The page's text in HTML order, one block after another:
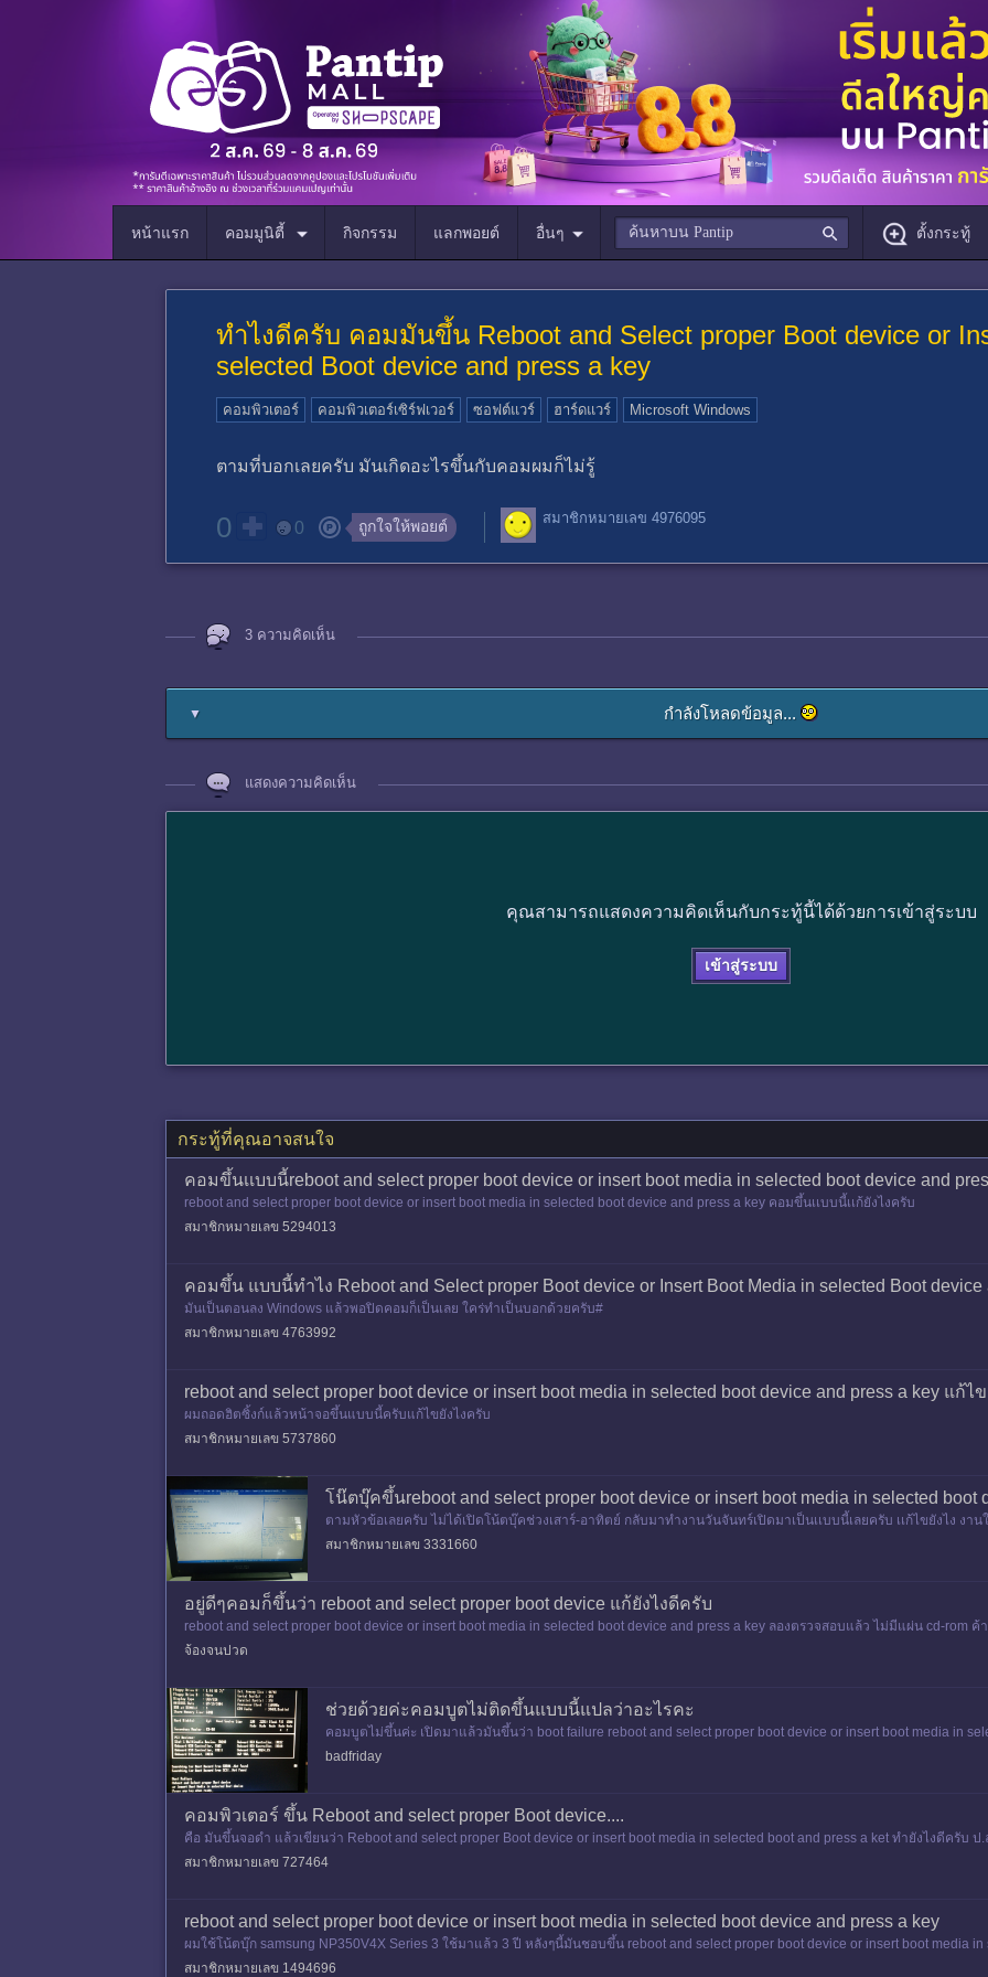
หน้าแรก คอมมูนิตี้ กิจกรรม แลกพอยต์ อื่นๆ ตั้งกระทู้
ทำไงดีครับ คอมมันขึ้น Reboot and Select proper Boot device or
selected Boot device and press a key
คอมพิวเตอร์ คอมพิวเตอร์เซิร์ฟเวอร์ ซอฟต์แวร์ ฮาร์ดแวร์ Microsoft Windows
ตามที่บอกเลยครับ มันเกิดอะไรขึ้นกับคอมผมก็ไม่รู้
0 0 ถูกใจให้พอยต์ สมาชิกหมายเลข 4976095
3 ความคิดเห็น
▼ กำลังโหลดข้อมูล...
แสดงความคิดเห็น
คุณสามารถแสดงความคิดเห็นกับกระทู้นี้ได้ด้วยการเข้าสู่ระบบ
เข้าสู่ระบบ
กระทู้ที่คุณอาจสนใจ
คอมขึ้นเเบบนี้reboot and select proper boot device or insert boot media in selected boot device and
reboot and select proper boot device or insert boot media in selected boot device and press a key คอมขึ้นเเบบนี้เเก้ยังไงครับ
สมาชิกหมายเลข 5294013
คอมขึ้น แบบนี้ทำไง Reboot and Select proper Boot device or Insert Boot Media in selected Boot device
มันเป็นตอนลง Windows แล้วพอปิดคอมก็เป็นเลย ใคร่ทำเป็นบอกด้วยครับ#
สมาชิกหมายเลข 4763992
reboot and select proper boot device or insert boot media in selected boot device and press a key แก้
ผมถอดฮิตซิ้งก์แล้วหน้าจอขึ้นแบบนี้ครับแก้ไขยังไงครับ
สมาชิกหมายเลข 5737860
โน๊ตบุ๊คขึ้นreboot and select proper boot device or insert boot media in selected boot
ตามหัวข้อเลยครับ ไม่ได้เปิดโน้ตบุ๊คช่วงเสาร์-อาทิตย์ กลับมาทำงานวันจันทร์เปิดมาเป็นเเบบนี้เลยครับ เเก้ไขยังไง ง
วยเลย มีภาพประกอบครับ ขอบคุณครับ
สมาชิกหมายเลข 3331660
อยู่ดีๆคอมก็ขึ้นว่า reboot and select proper boot device แก้ยังไงดีครับ
reboot and select proper boot device or insert boot media in selected boot device and press a key ลองตรวจสอบแล้ว ไม่มีแผ่น cd-rom
ก harddrive เป็
จ้องจนปวด
ช่วยด้วยค่ะคอมบูตไม่ติดขึ้นแบบนี้แปลว่าอะไรคะ
คอมบูตไม่ขึ้นค่ะ เปิดมาแล้วมันขึ้นว่า boot failure reboot and select proper boot device or insert boot media in
badfriday
คอมพิวเตอร์ ขึ้น Reboot and select proper Boot device....
คือ มันขึ้นจอดำ แล้วเขียนว่า Reboot and select proper Boot device or insert boot media in selected boot and press a ket ทำยังไงดีครับ
สมาชิกหมายเลข 727464
reboot and select proper boot device or insert boot media in selected boot device and press a key
ผมใช้โน้ตบุ๊ก samsung NP350V4X Series 3 ใช้มาแล้ว 3 ปี หลังๆนี้มันชอบขึ้น reboot and select proper boot device or insert boot media in
หรือ ตอนเล่น
สมาชิกหมายเลข 1494696